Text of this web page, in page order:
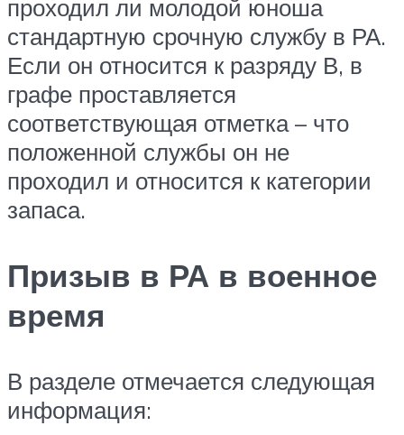
проходил ли молодой юноша
стандартную срочную службу в РА.
Если он относится к разряду В, в
графе проставляется
соответствующая отметка – что
положенной службы он не
проходил и относится к категории
запаса.
Призыв в РА в военное
время
В разделе отмечается следующая
информация: